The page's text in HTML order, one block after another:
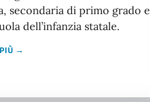
secondaria di primo grado e
dell’infanzia statale.
→